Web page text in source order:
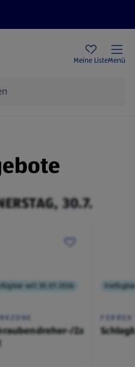
Meine ListeMenü
30.7.
seit 30.07.2026
Zangen-
FERREX